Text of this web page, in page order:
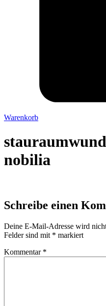
Warenkorb
nobilia
Schreibe einen
Deine E-Mail-Adresse wird
Felder sind mit * markiert
Kommentar *